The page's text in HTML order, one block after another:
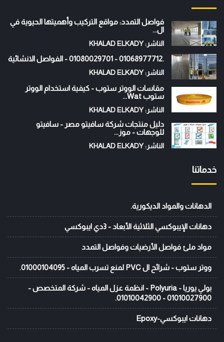
فواصل التمدد: مواقع التركيب وأهميتها الحيوية في
ال...
الناشر: KHALAD ELKADY
.01068977712 - 01080029701 - الفواصل الانشائية
الناشر: KHALAD ELKADY
مقاسات الووتر ستوب - كيفية استخدام الووتر
ستوب Wat...
الناشر: KHALAD ELKADY
دليل منتجات شركة سافيتو مصر - سافيتو
للوجهات - موز...
الناشر: KHALAD ELKADY
خدماتنا
الدهانات والمواد الديكورية.
دهانات الإيبوكسي الثلاثية الأبعاد - 3دي ايبوكسي
مواد ملئ فواصل الأرضيات وفواصل التمدد
ووتر ستوب - شرائح ال PVC لمنع تسرب المياه - 01000104095.
بولي يوريا - Polyuria - انظمة عزل المياه - شركة المتخصص -
01010027900 - 01010042900.
دهانات ايبوكسي-Epoxy